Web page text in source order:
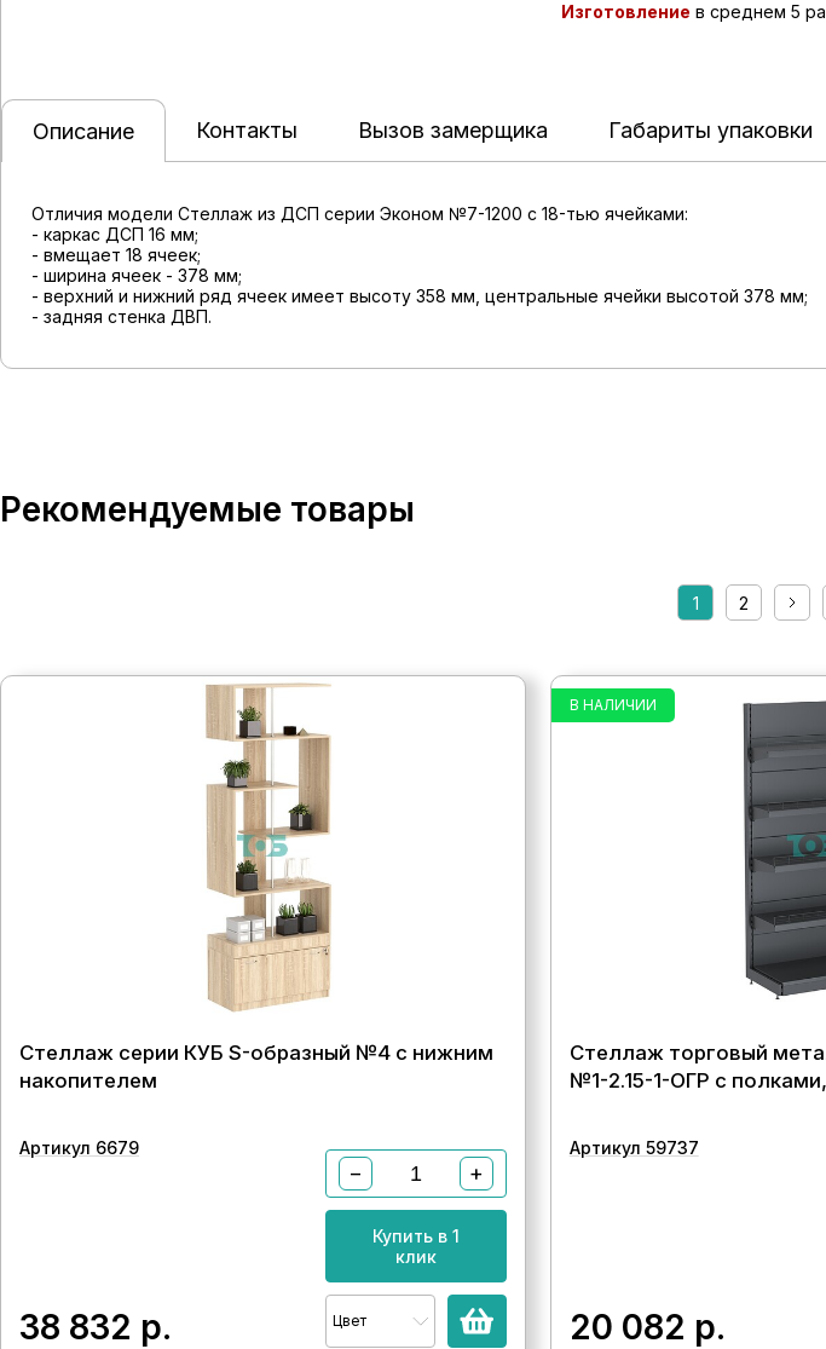
Изготовление в среднем 5
Описание Контакты Вызов замерщика Габариты упаковки
Отличия модели Стеллаж из ДСП серии Эконом №7-1200 с 18-тью ячейками:
- каркас ДСП 16 мм;
- вмещает 18 ячеек;
- ширина ячеек - 378 мм;
- верхний и нижний ряд ячеек имеет высоту 358 мм, центральные ячейки высотой 378 мм;
- задняя стенка ДВП.
Рекомендуемые товары
1 2
Стеллаж серии КУБ S-образный №4 с нижним
накопителем
Артикул 6679
38 832 р.
− +
Купить в 1
клик
Цвет
В НАЛИЧИИ
Стеллаж торговый
№1-2.15-1-ОГР с
Артикул 59737
20 082 р.